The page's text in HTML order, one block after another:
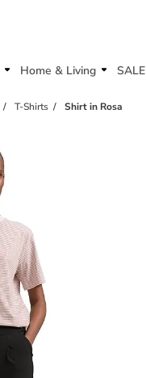
Home & Living SALE
T-Shirts Shirt in Rosa